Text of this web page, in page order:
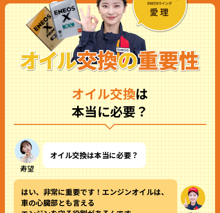
オイル交換は
本当に必要？
寿望
オイル交換は本当に必要？
はい、非常に重要です！エンジンオイルは、
車の心臓部とも言える